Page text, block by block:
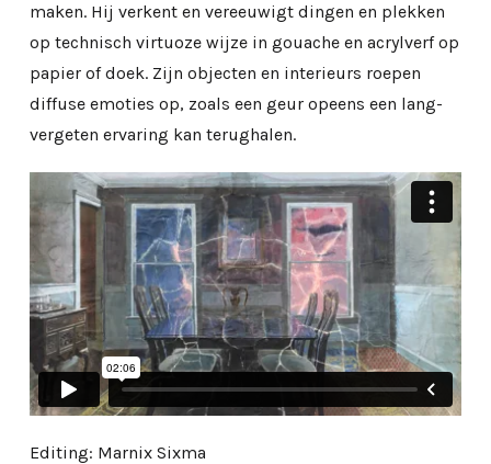
maken. Hij verkent en vereeuwigt dingen en plekken
op technisch virtuoze wijze in gouache en acrylverf op
papier of doek. Zijn objecten en interieurs roepen
diffuse emoties op, zoals een geur opeens een lang-
vergeten ervaring kan terughalen.
Editing: Marnix Sixma